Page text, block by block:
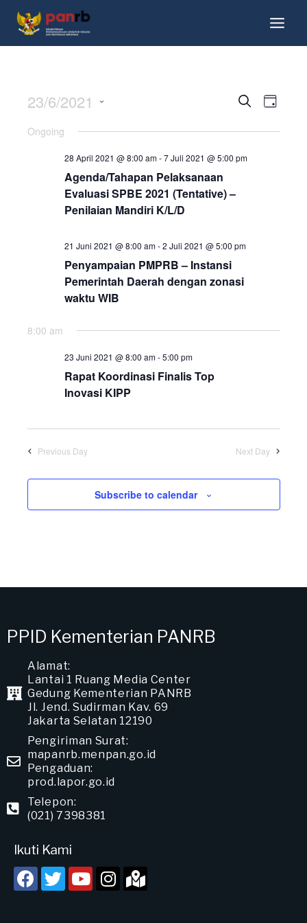
Events
Views
SearchEvent
Day
23/6/2021
date.
Ongoing
28 April 2021 @ 8:00 am-7 Juli 2021 @ 5:00 pm
Agenda/Tahapan Pelaksanaan
Evaluasi SPBE 2021 (Tentative) –
Penilaian Mandiri K/L/D
21 Juni 2021 @ 8:00 am-2 Juli 2021 @ 5:00 pm
Penyampaian PMPRB – Instansi
Pemerintah Daerah dengan zonasi
waktu WIB
8:00 am
23 Juni 2021 @ 8:00 am-5:00 pm
Rapat Koordinasi Finalis Top
Inovasi KIPP
Previous Day Next Day
Subscribe to calendar
PPID Kementerian PANRB
Alamat:
Lantai 1 Ruang Media Center
Gedung Kementerian PANRB
Jl. Jend. Sudirman Kav. 69
Jakarta Selatan 12190
Pengiriman Surat:
mapanrb.menpan.go.id
Pengaduan:
prod.lapor.go.id
Telepon:
(021) 7398381
Ikuti Kami